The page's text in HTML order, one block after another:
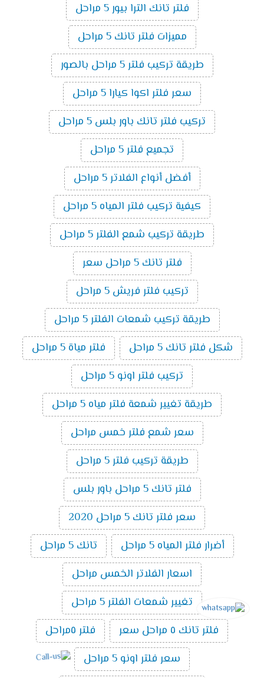
فلتر تانك الترا بيور 5 مراحل
مميزات فلتر تانك 5 مراحل
طريقة تركيب فلتر 5 مراحل بالصور
سعر فلتر اكوا كيارا 5 مراحل
تركيب فلتر تانك باور بلس 5 مراحل
تجميع فلتر 5 مراحل
أفضل أنواع الفلاتر 5 مراحل
كيفية تركيب فلتر المياه 5 مراحل
طريقة تركيب شمع الفلتر 5 مراحل
فلتر تانك 5 مراحل سعر
تركيب فلتر فريش 5 مراحل
طريقة تركيب شمعات الفلتر 5 مراحل
شكل فلتر تانك 5 مراحل
فلتر مياة 5 مراحل
تركيب فلتر اونو 5 مراحل
طريقة تغيير شمعة فلتر مياه 5 مراحل
سعر شمع فلتر خمس مراحل
طريقة تركيب فلتر 5 مراحل
فلتر تانك 5 مراحل باور بلس
سعر فلتر تانك 5 مراحل 2020
أضرار فلتر المياه 5 مراحل
تانك 5 مراحل
اسعار الفلاتر الخمس مراحل
تغيير شمعات الفلتر 5 مراحل
فلتر تانك ٥ مراحل سعر
فلتر ٥مراحل
سعر فلتر اونو 5 مراحل